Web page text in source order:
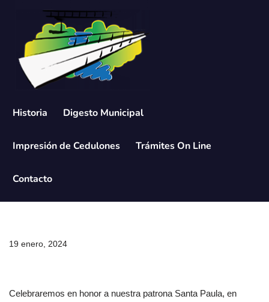
contenido
Historia Digesto Municipal
Impresión de Cedulones Trámites On Line
Contacto
19 enero, 2024
Celebraremos en honor a nuestra patrona Santa Paula, en